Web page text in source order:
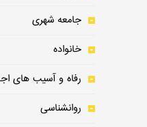
جامعه شهری
خانواده
رفاه و آسیب های
روانشناسی